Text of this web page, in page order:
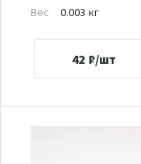
Вес
0.003 кг
42 ₽/шт